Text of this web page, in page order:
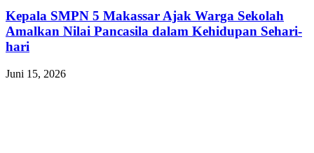
Kepala SMPN 5 Makassar Ajak Warga Sekolah
Amalkan Nilai Pancasila dalam Kehidupan Sehari-
hari
Juni 15, 2026